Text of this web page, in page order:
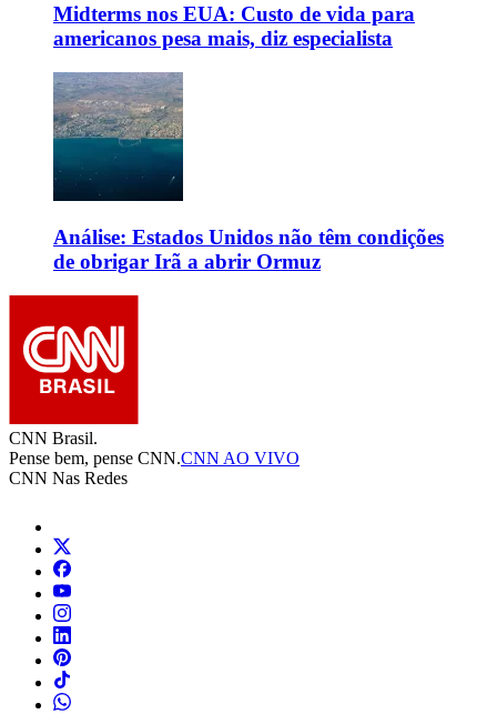
Midterms nos EUA: Custo de vida para
americanos pesa mais, diz especialista
Análise: Estados Unidos não têm condições
de obrigar Irã a abrir Ormuz
CNN Brasil.
Pense bem, pense CNN.CNN AO VIVO
CNN Nas Redes